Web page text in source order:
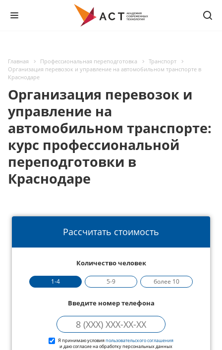
Главная Профессиональная переподготовка
Транспорт
Организация перевозок и управление на автомобильном транспорте в
Краснодаре
Организация перевозок и
управление на
автомобильном транспорте:
курс профессиональной
переподготовки в
Краснодаре
Рассчитать стоимость
Количество человек
1-4 5-9 более 10
Введите номер телефона
Я принимаю условияпользовательского соглашения
и даю согласие на обработку персональных данных